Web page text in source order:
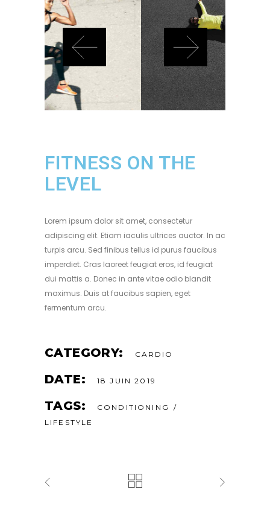
FITNESS ON THE
LEVEL
Lorem ipsum dolor sit amet, consectetur
adipiscing elit. Etiam iaculis ultrices auctor. In ac
turpis arcu. Sed finibus tellus id purus faucibus
imperdiet. Cras laoreet feugiat eros, id feugiat
dui mattis a. Donec in ante vitae odio blandit
maximus. Duis at faucibus sapien, eget
fermentum arcu.
CATEGORY: CARDIO
DATE: 18 JUIN 2019
TAGS:
CONDITIONING
LIFESTYLE